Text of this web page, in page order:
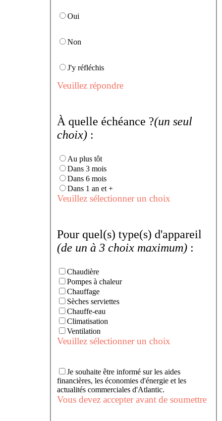
Oui
Non
J'y réfléchis
Veuillez répondre
À quelle échéance ?(un seul
choix) :
Au plus tôt
Dans 3 mois
Dans 6 mois
Dans 1 an et +
Veuillez sélectionner un choix
Pour quel(s) type(s) d'appareil
(de un à 3 choix maximum) :
Chaudière
Pompes à chaleur
Chauffage
Sèches serviettes
Chauffe-eau
Climatisation
Ventilation
Veuillez sélectionner un choix
Je souhaite être informé sur les aides
financières, les économies d'énergie et les
actualités commerciales d'Atlantic.
Vous devez accepter avant de soumettre